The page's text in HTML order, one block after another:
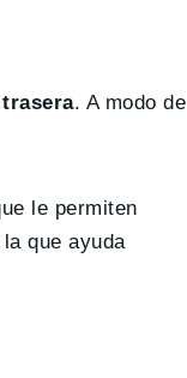
. A modo de
le permiten
que ayuda